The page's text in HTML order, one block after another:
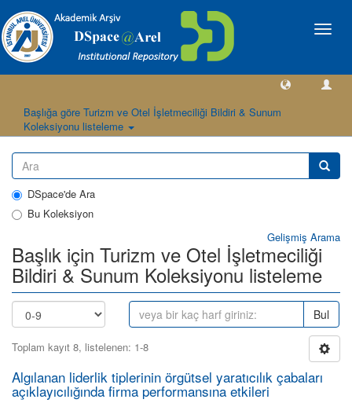
Geçiş
Başlığa göre Turizm ve Otel İşletmeciliği Bildiri & Sunum
Koleksiyonu listeleme
DSpace'de Ara
Bu Koleksiyon
Gelişmiş Arama
Başlık için Turizm ve Otel İşletmeciliği
Bildiri & Sunum Koleksiyonu listeleme
Bul
Toplam kayıt 8, listelenen: 1-8
Algılanan liderlik tiplerinin örgütsel yaratıcılık çabaları
açıklayıcılığında firma performansına etkileri